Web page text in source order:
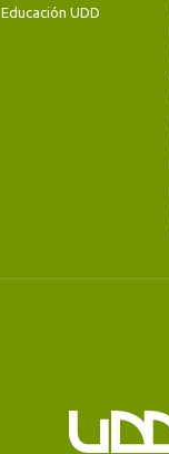
Educación UDD